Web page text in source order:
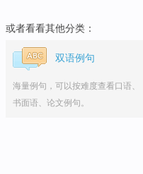
或者看看其他分类：
双语例句
海量例句，可以按难度查看口语、
书面语、论文例句。